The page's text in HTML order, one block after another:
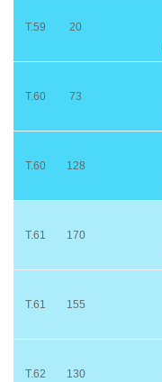
T.59 20
T.60 73
T.60 128
T.61 170
T.61 155
T.62 130